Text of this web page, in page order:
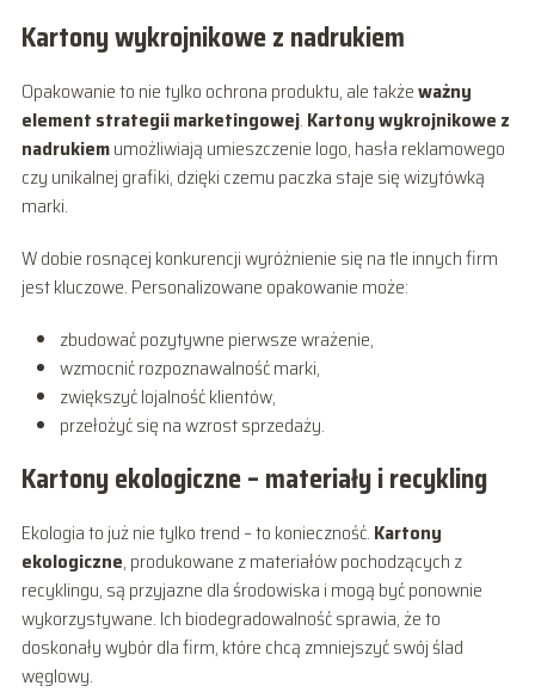
Kartony wykrojnikowe z nadrukiem
Opakowanie to nie tylko ochrona produktu, ale takżeważny
element strategii marketingowej. Kartony wykrojnikowe z
nadrukiemumożliwiają umieszczenie logo, hasła reklamowego
czy unikalnej grafiki, dzięki czemu paczka staje się wizytówką
marki.
W dobie rosnącej konkurencji wyróżnienie się na tle innych firm
jest kluczowe. Personalizowane opakowanie może:
zbudować pozytywne pierwsze wrażenie,
wzmocnić rozpoznawalność marki,
zwiększyć lojalność klientów,
przełożyć się na wzrost sprzedaży.
Kartony ekologiczne – materiały i recykling
Ekologia to już nie tylko trend – to konieczność. Kartony
ekologiczne, produkowane z materiałów pochodzących z
recyklingu, są przyjazne dla środowiska i mogą być ponownie
wykorzystywane. Ich biodegradowalność sprawia, że to
doskonały wybór dla firm, które chcą zmniejszyć swój ślad
węglowy.